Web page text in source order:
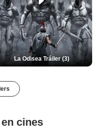
La Odisea Tráiler (3)
cines